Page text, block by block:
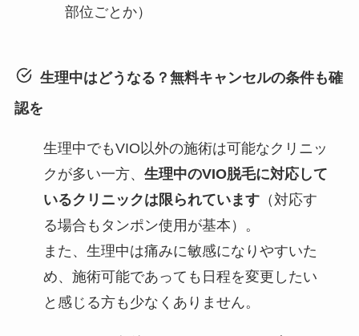
部位ごとか）
生理中はどうなる？無料キャンセルの条件も確
認を
生理中でもVIO以外の施術は可能なクリニッ
クが多い一方、 生理中のVIO脱毛に対応して
いるクリニックは限られています（対応す
る場合もタンポン使用が基本）。
また、生理中は痛みに敏感になりやすいた
め、施術可能であっても日程を変更したい
と感じる方も少なくありません。